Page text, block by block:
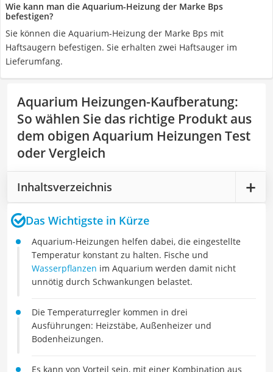
Wie kann man die Aquarium-Heizung der Marke Bps
befestigen?
Sie können die Aquarium-Heizung der Marke Bps mit
Haftsaugern befestigen. Sie erhalten zwei Haftsauger im
Lieferumfang.
Aquarium Heizungen-Kaufberatung:
So wählen Sie das richtige Produkt aus
dem obigen Aquarium Heizungen Test
oder Vergleich
Inhaltsverzeichnis
Das Wichtigste in Kürze
Aquarium-Heizungen helfen dabei, die eingestellte
Temperatur konstant zu halten. Fische und
Wasserpflanzen im Aquarium werden damit nicht
unnötig durch Schwankungen belastet.
Die Temperaturregler kommen in drei
Ausführungen: Heizstäbe, Außenheizer und
Bodenheizungen.
Es kann von Vorteil sein, mit einer Kombination aus